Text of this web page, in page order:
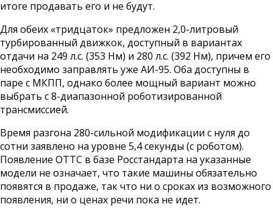
итоге продавать его и не будут.
Для обеих «тридцаток» предложен 2,0-литровый
турбированный движкок, доступный в вариантах
отдачи на 249 л.с. (353 Нм) и 280 л.с. (392 Нм), причем его
необходимо заправлять уже АИ-95. Оба доступны в
паре с МКПП, однако более мощный вариант можно
выбрать с 8-диапазонной роботизированной
трансмиссией.
Время разгона 280-сильной модификации с нуля до
сотни заявлено на уровне 5,4 секунды (с роботом).
Появление ОТТС в базе Росстандарта на указанные
модели не означает, что такие машины обязательно
появятся в продаже, так что ни о сроках из возможного
появления, ни о ценах речи пока не идет.